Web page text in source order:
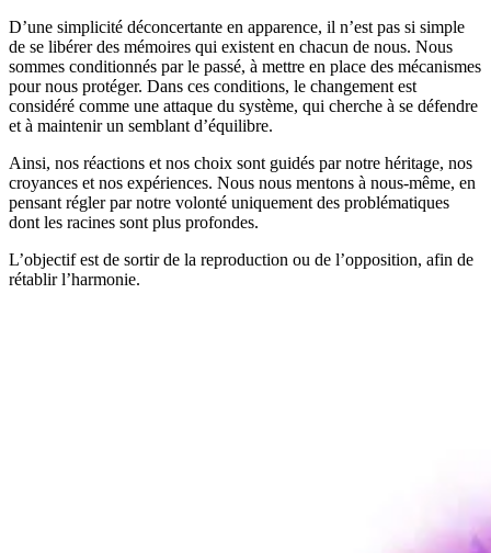
D’une simplicité déconcertante en apparence, il n’est pas si simple
de se libérer des mémoires qui existent en chacun de nous. Nous
sommes conditionnés par le passé, à mettre en place des mécanismes
pour nous protéger. Dans ces conditions, le changement est
considéré comme une attaque du système, qui cherche à se défendre
et à maintenir un semblant d’équilibre.
Ainsi, nos réactions et nos choix sont guidés par notre héritage, nos
croyances et nos expériences. Nous nous mentons à nous-même, en
pensant régler par notre volonté uniquement des problématiques
dont les racines sont plus profondes.
L’objectif est de sortir de la reproduction ou de l’opposition, afin de
rétablir l’harmonie.